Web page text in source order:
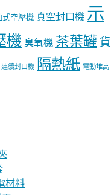
式空壓機 真空封口機 示
機 臭氧機 茶葉罐 貨
連續封口機 隔熱紙 電動堆高
材料